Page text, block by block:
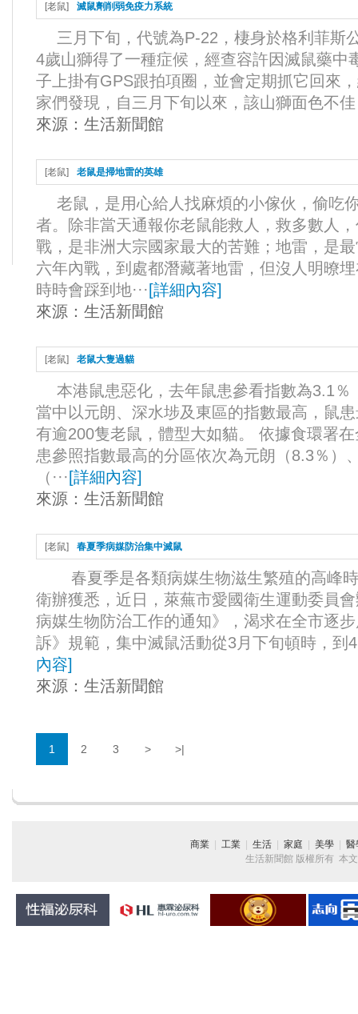
[老鼠] 滅鼠劑削弱免疫力系統
三月下旬，代號為P-22，棲身於格利菲斯
4歲山獅得了一種症候，經查容許因滅鼠藥
子上掛有GPS跟拍項圈，並會定期抓它回來
家們發現，自三月下旬以來，該山獅面色不佳
來源： 生活新聞館
[老鼠] 老鼠是掃地雷的英雄
老鼠，是用心給人找麻煩的小傢伙，偷吃
者。除非當天通報你老鼠能救人，救多數人
戰，是非洲大宗國家最大的苦難；地雷，是
六年內戰，到處都潛藏著地雷，但沒人明暸
時時會踩到地··· [詳細內容]
來源： 生活新聞館
[老鼠] 老鼠大隻過貓
本港鼠患惡化，去年鼠患參看指數為3.1
當中以元朗、深水埗及東區的指數最高，鼠
有逾200隻老鼠，體型大如貓。 依據食環署
患參照指數最高的分區依次為元朗（8.3％）
（··· [詳細內容]
來源： 生活新聞館
[老鼠] 春夏季病媒防治集中滅鼠
春夏季是各類病媒生物滋生繁殖的高峰
衛辦獲悉，近日，萊蕪市愛國衛生運動委員
病媒生物防治工作的通知》，渴求在全市逐
訴》規範，集中滅鼠活動從3月下旬頓時，到4
內容]
來源： 生活新聞館
1 2 3 > >|
商業 工業 生活 家庭 美學
醫
生活新聞館 版權所有 本